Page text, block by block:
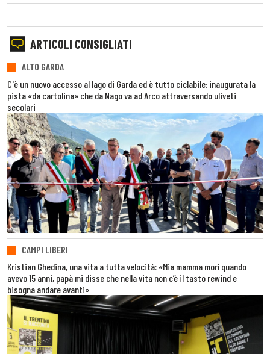
ARTICOLI CONSIGLIATI
ALTO GARDA
C'è un nuovo accesso al lago di Garda ed è tutto ciclabile: inaugurata la
pista «da cartolina» che da Nago va ad Arco attraversando uliveti
secolari
CAMPI LIBERI
Kristian Ghedina, una vita a tutta velocità: «Mia mamma morì quando
avevo 15 anni, papà mi disse che nella vita non c’è il tasto rewind e
bisogna andare avanti»